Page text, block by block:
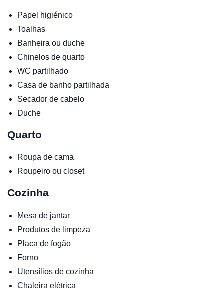
Papel higiénico
Toalhas
Banheira ou duche
Chinelos de quarto
WC partilhado
Casa de banho partilhada
Secador de cabelo
Duche
Quarto
Roupa de cama
Roupeiro ou closet
Cozinha
Mesa de jantar
Produtos de limpeza
Placa de fogão
Forno
Utensílios de cozinha
Chaleira elétrica